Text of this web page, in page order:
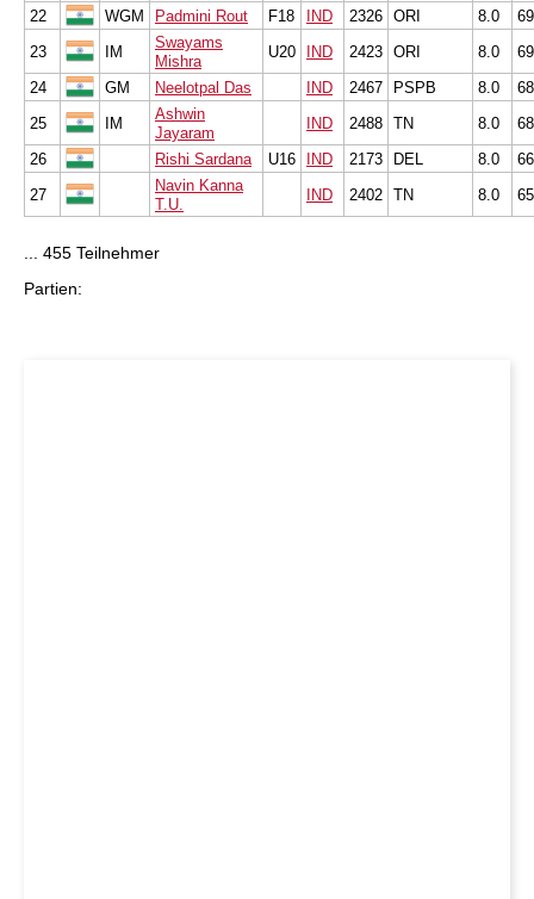
22
WGM Padmini Rout F18 IND 2326 ORI 8.0
23
IM
Swayams
Mishra
U20 IND 2423 ORI 8.0
24
GM Neelotpal Das IND 2467 PSPB 8.0
25
IM
Ashwin
Jayaram
IND 2488 TN 8.0
26
Rishi Sardana U16 IND 2173 DEL 8.0
27
Navin Kanna
T.U.
IND 2402 TN 8.0
... 455 Teilnehmer
Partien: